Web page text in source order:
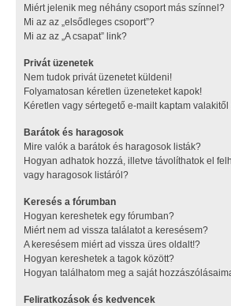
Miért jelenik meg néhány csoport más színnel?
Mi az az „elsődleges csoport”?
Mi az az „A csapat” link?
Privát üzenetek
Nem tudok privát üzenetet küldeni!
Folyamatosan kéretlen üzeneteket kapok!
Kéretlen vagy sértegető e-mailt kaptam valakitől
Barátok és haragosok
Mire valók a barátok és haragosok listák?
Hogyan adhatok hozzá, illetve távolíthatok el
vagy haragosok listáról?
Keresés a fórumban
Hogyan kereshetek egy fórumban?
Miért nem ad vissza találatot a keresésem?
A keresésem miért ad vissza üres oldalt!?
Hogyan kereshetek a tagok között?
Hogyan találhatom meg a saját
Feliratkozások és kedvencek